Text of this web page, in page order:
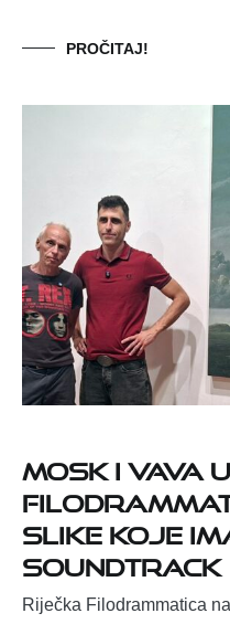
PROČITAJ!
Mosk i Vava u
slike koje
soundtrack
Riječka Filodrammatica